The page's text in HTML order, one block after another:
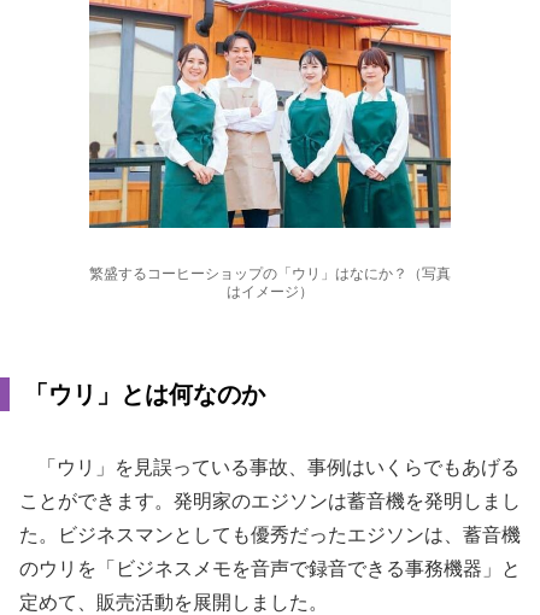
繁盛するコーヒーショップの「ウリ」はなにか？（写真
はイメージ）
「ウリ」とは何なのか
「ウリ」を見誤っている事故、事例はいくらでもあげる
ことができます。発明家のエジソンは蓄音機を発明しまし
た。ビジネスマンとしても優秀だったエジソンは、蓄音機
のウリを「ビジネスメモを音声で録音できる事務機器」と
定めて、販売活動を展開しました。